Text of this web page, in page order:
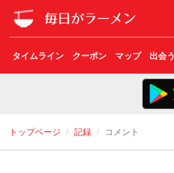
タイムライン クーポン マップ 出会う
トップページ 記録 コメント